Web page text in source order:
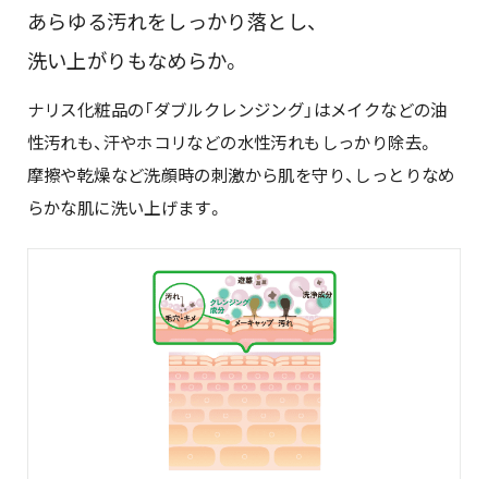
あらゆる汚れをしっかり落とし、
洗い上がりもなめらか。
ナリス化粧品の「ダブルクレンジング」はメイクなどの油
性汚れも、汗やホコリなどの水性汚れもしっかり除去。
摩擦や乾燥など洗顔時の刺激から肌を守り、しっとりなめ
らかな肌に洗い上げます。